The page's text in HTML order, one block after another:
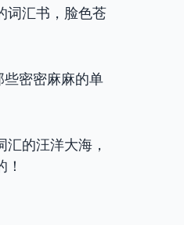
词汇书，脸色苍
些密密麻麻的单
的汪洋大海，